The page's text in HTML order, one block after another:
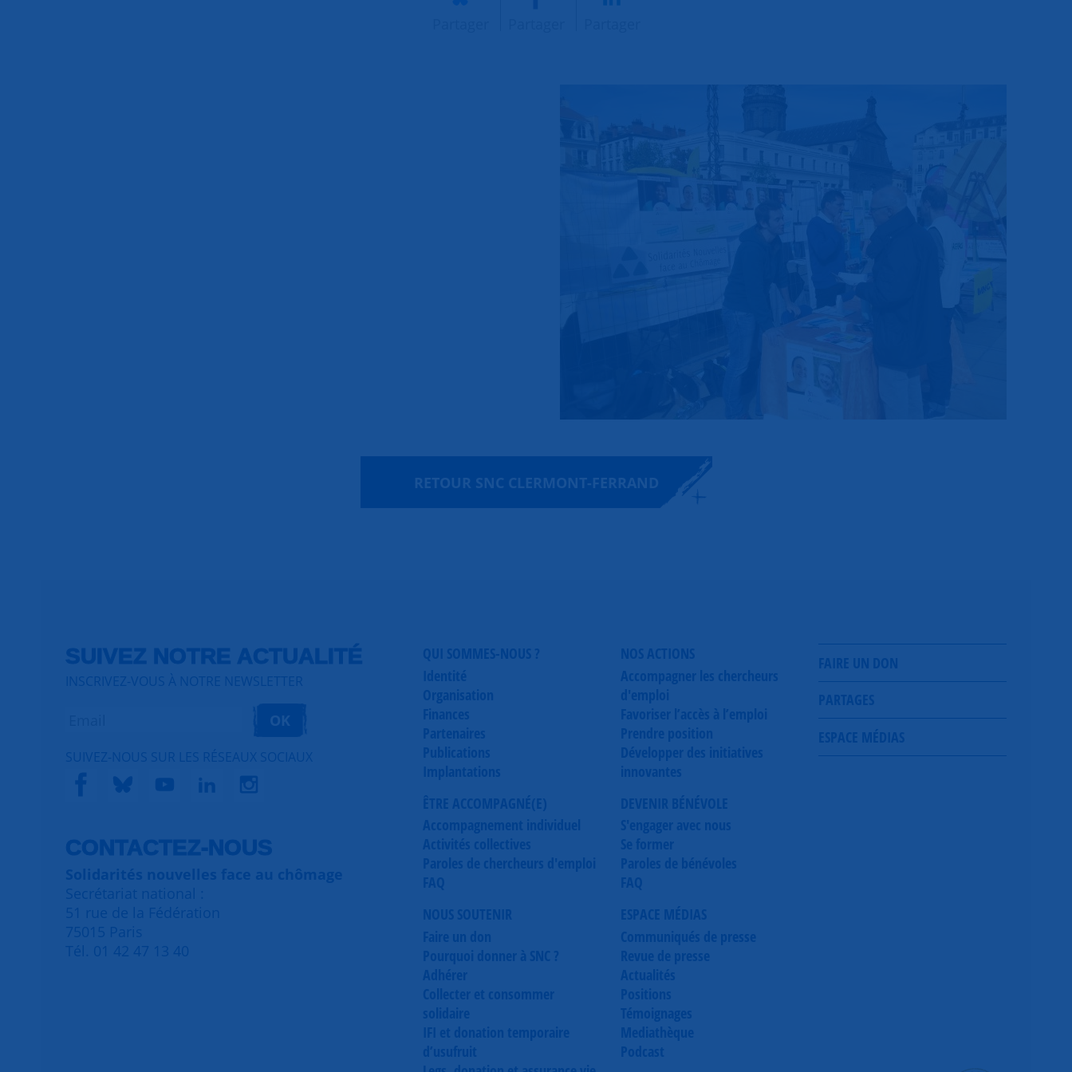
RETOUR SNC CLERMONT-FERRAND
SUIVEZ NOTRE ACTUALITÉ
INSCRIVEZ-VOUS À NOTRE NEWSLETTER
OK
SUIVEZ-NOUS SUR LES RÉSEAUX SOCIAUX
CONTACTEZ-NOUS
Solidarités nouvelles face au chômage
Secrétariat national :
51 rue de la Fédération
75015 Paris
Tél. 01 42 47 13 40
QUI SOMMES-NOUS ?
Identité
Organisation
Finances
Partenaires
Publications
Implantations
NOS ACTIONS
Accompagner les chercheurs
d'emploi
Favoriser l’accès à l’emploi
Prendre position
Développer des initiatives
innovantes
ÊTRE ACCOMPAGNÉ(E)
Accompagnement individuel
Activités collectives
Paroles de chercheurs d'emploi
FAQ
DEVENIR BÉNÉVOLE
S'engager avec nous
Se former
Paroles de bénévoles
FAQ
NOUS SOUTENIR
Faire un don
Pourquoi donner à SNC ?
Adhérer
Collecter et consommer
solidaire
IFI et donation temporaire
d’usufruit
ESPACE MÉDIAS
Communiqués de presse
Revue de presse
Actualités
Positions
Témoignages
Mediathèque
Podcast
FAIRE UN DON
PARTAGES
ESPACE MÉDIAS